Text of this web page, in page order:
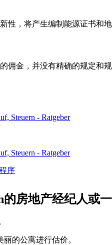
性，将产生编制能源证书和地
佣金，并没有精确的规定和
序
房地产经纪人或
的公寓进行估价。